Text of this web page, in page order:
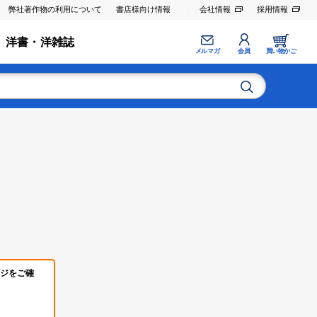
弊社著作物の利用について 書店様向け情報 会社情報 採用情報
洋書・洋雑誌
メルマガ 会員 買い物かご
をご確